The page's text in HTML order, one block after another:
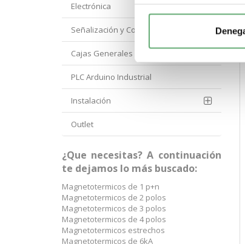
Electrónica
Señalización y Control Orbis
Cajas Generales Proteccion
PLC Arduino Industrial
Instalación
Outlet
¿Que necesitas? A continuación
te dejamos lo más buscado:
Magnetotermicos de 1 p+n
Magnetotermicos de 2 polos
Magnetotermicos de 3 polos
Magnetotermicos de 4 polos
Magnetotermicos estrechos
Magnetotermicos de 6kA